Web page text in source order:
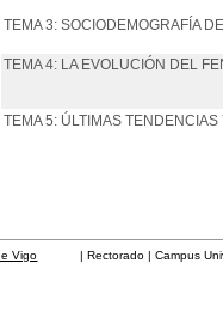
TEMA 3: SOCIODEMOGRAFÍA
TEMA 4: LA EVOLUCIÓN DEL
TEMA 5: ÚLTIMAS
Vigo | Rectorado | Campus